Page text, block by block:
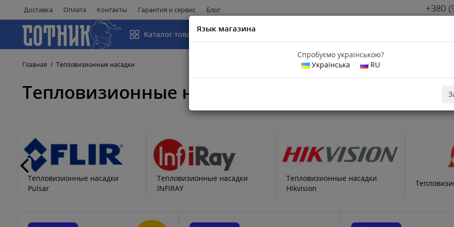
Доставка Оплата Контакты Гарантия и сервис Блог +380
Каталог товаров
Главная Тепловизионные насадки
Язык магазина
Спробуємо українською?
Українська
RU
Тепловизионные насадки
Тепловизионные насадки
Pulsar
Тепловизионные насадки
INFIRAY
Тепловизионные насадки
Hikvision